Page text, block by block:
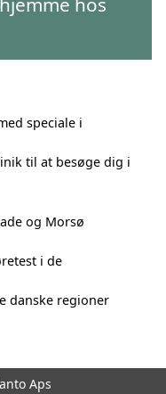
speciale i
til at besøge dig i
og Morsø
i de
danske regioner
Aps